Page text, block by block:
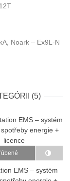
Noark – Ex9L-N
(5)
EMS – systém